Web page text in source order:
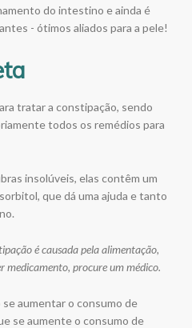
do intestino e ainda é
- ótimos aliados para a pele!
tratar a constipação, sendo
todos os remédios para
insolúveis, elas contêm um
que dá uma ajuda e tanto
é causada pela alimentação,
medicamento, procure um médico.
aumentar o consumo de
se aumente o consumo de